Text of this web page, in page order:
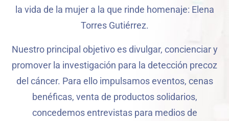
la vida de la mujer a la que rinde homenaje: Elena
Torres Gutiérrez.
Nuestro principal objetivo es divulgar, concienciar y
promover la investigación para la detección precoz
del cáncer. Para ello impulsamos eventos, cenas
benéficas, venta de productos solidarios,
concedemos entrevistas para medios de